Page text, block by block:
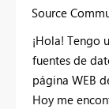
Source
¡Hola! Tengo
fuentes de
página WEB
Hoy me